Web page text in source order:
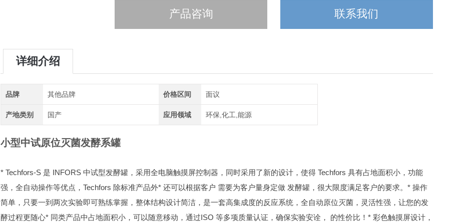
产品咨询 联系我们
详细介绍
品牌 其他品牌 价格区间 面议
产地类别 国产 应用领域 环保,化工,能源
小型中试原位灭菌发酵系罐
* Techfors-S 是 INFORS 中试型发酵罐，采用全电脑触摸屏控制器，同时采用了新的设计，使得 Techfors 具有占地面积小，功能
强，全自动操作等优点，Techfors 除标准产品外* 还可以根据客户 需要为客户量身定做 发酵罐，很大限度满足客户的要求。 * 操作
简单，只要一到两次实验即可熟练掌握，整体结构设计简洁，是一套高集成度的反应系统，全自动原位灭菌，灵活性强，让您的发
酵过程更随心* 同类产品中占地面积小，可以随意移动，通过ISO 等多项质量认证，确保实验安诠， 的性价比！ * 彩色触摸屏设计，